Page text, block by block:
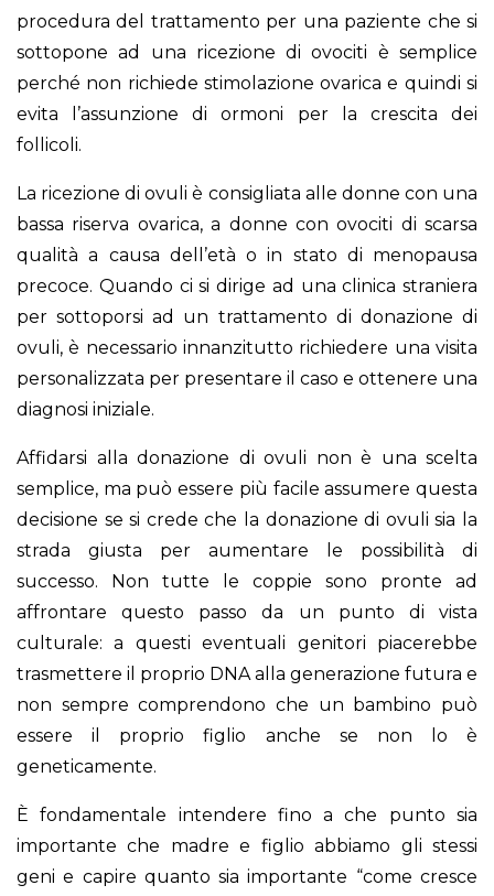
procedura del trattamento per una paziente che si
sottopone ad una ricezione di ovociti è semplice
perché non richiede stimolazione ovarica e quindi si
evita l’assunzione di ormoni per la crescita dei
follicoli.
La ricezione di ovuli è consigliata alle donne con una
bassa riserva ovarica, a donne con ovociti di scarsa
qualità a causa dell’età o in stato di menopausa
precoce. Quando ci si dirige ad una clinica straniera
per sottoporsi ad un trattamento di donazione di
ovuli, è necessario innanzitutto richiedere una visita
personalizzata per presentare il caso e ottenere una
diagnosi iniziale.
Affidarsi alla donazione di ovuli non è una scelta
semplice, ma può essere più facile assumere questa
decisione se si crede che la donazione di ovuli sia la
strada giusta per aumentare le possibilità di
successo. Non tutte le coppie sono pronte ad
affrontare questo passo da un punto di vista
culturale: a questi eventuali genitori piacerebbe
trasmettere il proprio DNA alla generazione futura e
non sempre comprendono che un bambino può
essere il proprio figlio anche se non lo è
geneticamente.
È fondamentale intendere fino a che punto sia
importante che madre e figlio abbiamo gli stessi
geni e capire quanto sia importante “come cresce